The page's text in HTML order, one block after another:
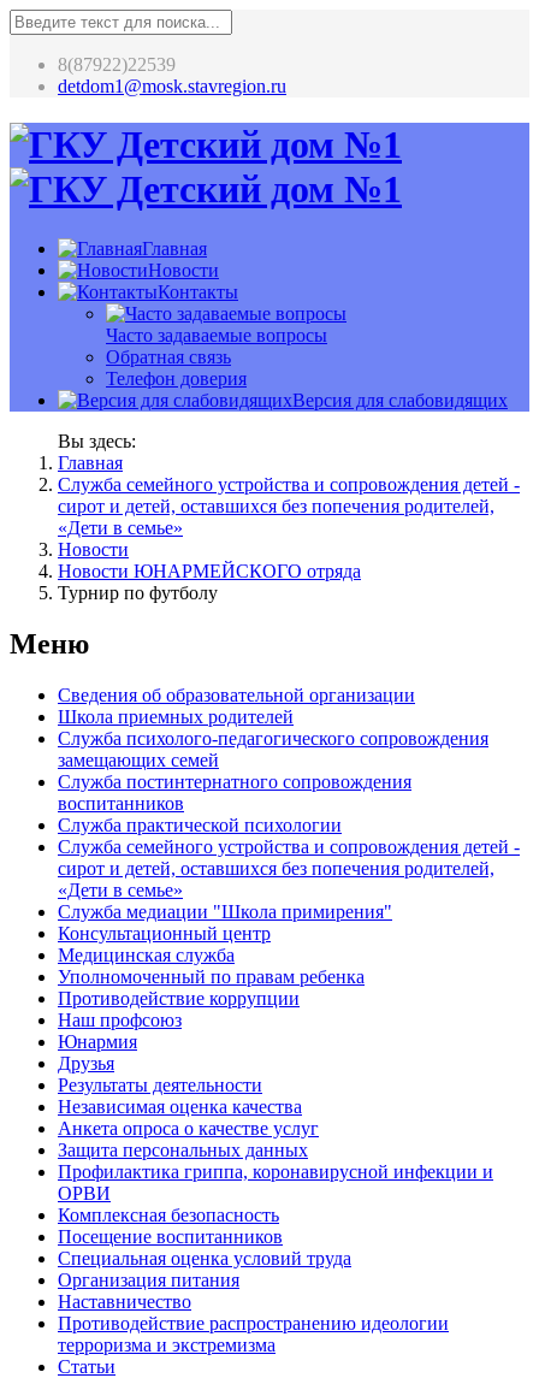
8(87922)22539
detdom1@mosk.stavregion.ru
Главная
Новости
Контакты
Часто задаваемые вопросы
Обратная связь
Телефон доверия
Версия для слабовидящих
Вы здесь:
Главная
Служба семейного устройства и сопровождения детей -
сирот и детей, оставшихся без попечения родителей,
«Дети в семье»
Новости
Новости ЮНАРМЕЙСКОГО отряда
Турнир по футболу
Меню
Сведения об образовательной организации
Школа приемных родителей
Служба психолого-педагогического сопровождения
замещающих семей
Cлужба постинтернатного сопровождения
воспитанников
Служба практической психологии
Служба семейного устройства и сопровождения детей -
сирот и детей, оставшихся без попечения родителей,
«Дети в семье»
Служба медиации "Школа примирения"
Консультационный центр
Медицинская служба
Уполномоченный по правам ребенка
Противодействие коррупции
Наш профсоюз
Юнармия
Друзья
Результаты деятельности
Независимая оценка качества
Анкета опроса о качестве услуг
Защита персональных данных
Профилактика гриппа, коронавирусной инфекции и
ОРВИ
Комплексная безопасность
Посещение воспитанников
Специальная оценка условий труда
Организация питания
Наставничество
Противодействие распространению идеологии
терроризма и экстремизма
Статьи